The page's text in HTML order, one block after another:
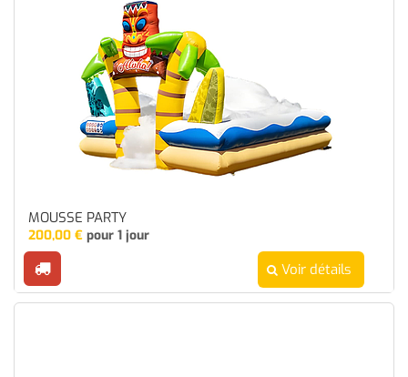
MOUSSE PARTY
200,00 € pour 1 jour
Voir détails